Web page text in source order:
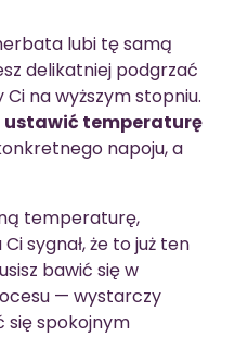
lubi tę samą
delikatniej podgrzać
na wyższym stopniu.
ustawić temperaturę
napoju, a
temperaturę,
Ci sygnał, że to już ten
bawić się w
— wystarczy
się spokojnym